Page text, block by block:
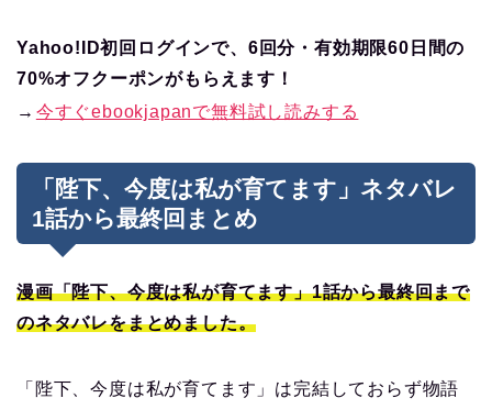
Yahoo!ID初回ログインで、6回分・有効期限60日間の
70%オフクーポンがもらえます！
→ 今すぐebookjapanで無料試し読みする
「陛下、今度は私が育てます」ネタバレ
1話から最終回まとめ
漫画「陛下、今度は私が育てます」1話から最終回まで
のネタバレをまとめました。
「陛下、今度は私が育てます」は完結しておらず物語